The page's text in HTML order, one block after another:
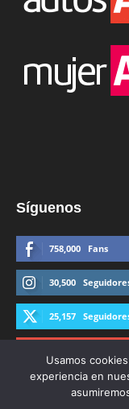
Síguenos
758,000 Fans
30,500
25,157
Usamos
experiencia en